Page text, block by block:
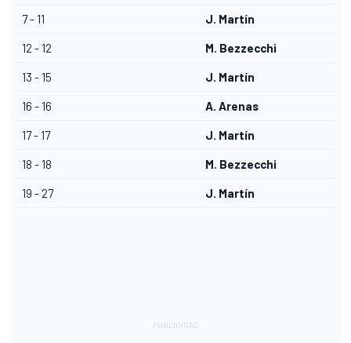
7 - 11 J. Martín
12 - 12 M. Bezzecchi
13 - 15 J. Martín
16 - 16 A. Arenas
17 - 17 J. Martín
18 - 18 M. Bezzecchi
19 - 27 J. Martín